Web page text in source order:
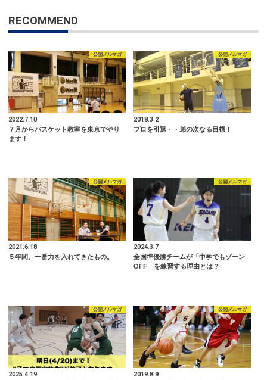
RECOMMEND
公開メルマガ
2022.7.10
７月からバスケット教室を東京でやり
ます！
公開メルマガ
2018.3.2
プロを引退・・弟の次なる目標！
公開メルマガ
2021.6.18
５年間、一番力を入れてきたもの。
公開メルマガ
2024.3.7
全国準優勝チームが「中学でもゾーン
OFF」を練習する理由とは？
公開メルマガ
2025.4.19
公開メルマガ
2019.8.9